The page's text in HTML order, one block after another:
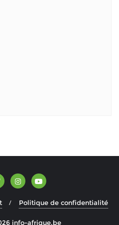
Politique de confidentialité
info-afrique.be